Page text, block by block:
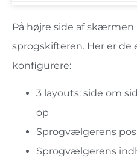
På højre side af
sprogskifteren. Her er de
konfigurere:
3 layouts: side om
op
Sprogvælgerens
Sprogvælgerens